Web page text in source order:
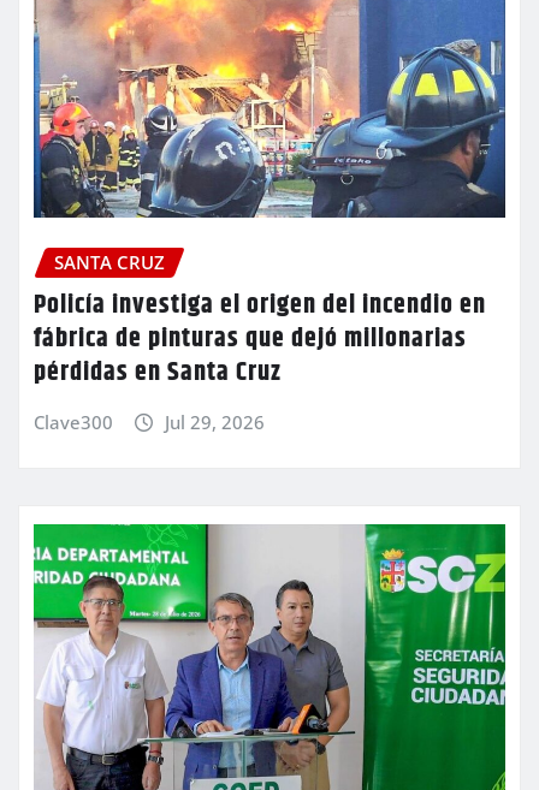
SANTA CRUZ
Policía investiga el origen del incendio en
fábrica de pinturas que dejó millonarias
pérdidas en Santa Cruz
Clave300 Jul 29, 2026